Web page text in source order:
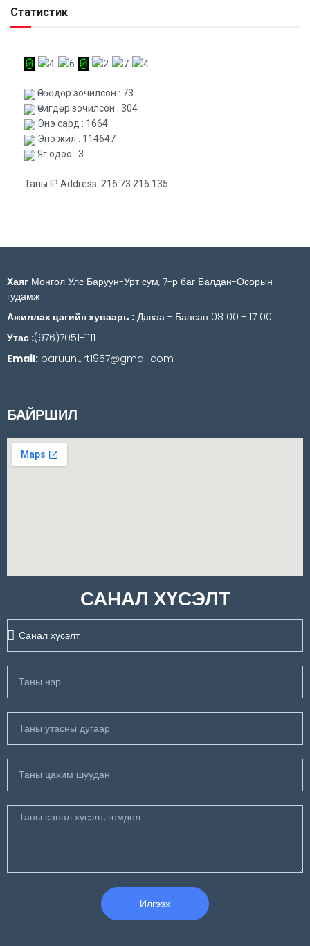
Статистик
Өнөөдөр зочилсон : 73
Өчигдөр зочилсон : 304
Энэ сард : 1664
Энэ жил : 114647
Яг одоо : 3
Таны IP Address: 216.73.216.135
Хаяг Монгол Улс Баруун-Урт сум, 7-р баг Балдан-Осорын
гудамж
Ажиллах цагийн хуваарь : Даваа - Баасан 08 00 - 17 00
Утас :(976)7051-1111
Email: baruunurt1957@gmail.com
БАЙРШИЛ
САНАЛ ХҮСЭЛТ
Илгээх